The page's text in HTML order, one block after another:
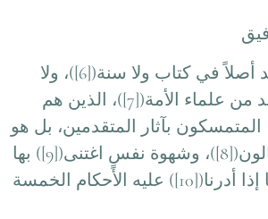
لا أعلم لهذا المولد أصلاً في كتاب ولا سنة([6])، ولا
ينقل عمله عن أحد من علماء الأمة([7])، الذين هم
المتمسكون بآثار المتقدمين، بل هو
بِدعة أحدثها البطالون([8])، وشهوة نفسٍ اغتنى([9]) بها
الأكالون، بدليل أنَّا إذا أدرنا([10]) عليه الأحكام الخمسة